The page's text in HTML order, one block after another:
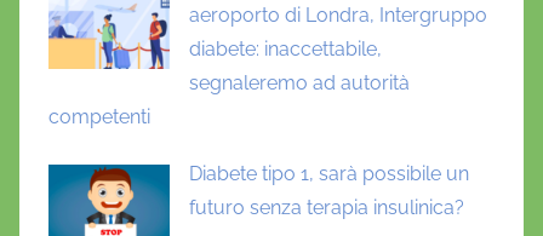
aeroporto di Londra, Intergruppo
diabete: inaccettabile,
segnaleremo ad autorità
competenti
Diabete tipo 1, sarà possibile un
futuro senza terapia insulinica?